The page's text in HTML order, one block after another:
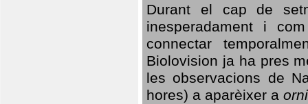
Durant el cap de
inesperadament i
connectar
Biolovision ja ha pres
les observacions de
hores) a aparèixer a